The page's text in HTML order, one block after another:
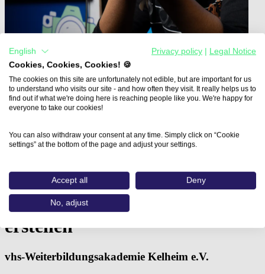
Home
Aus- und Weiterbildungen
Grafik und Design -
Webauftritte mit WordPress
erstellen
vhs-Weiterbildungsakademie Kelheim e.V.
English Privacy policy
Legal Notice
Cookies, Cookies, Cookies! 🍪
The cookies on this site are unfortunately not edible, but are important for us
to understand who visits our site - and how often they visit. It really helps us to
find out if what we're doing here is reaching people like you. We're happy for
everyone to take our cookies!
You can also withdraw your consent at any time. Simply click on “Cookie
settings” at the bottom of the page and adjust your settings.
Accept all Deny
No, adjust